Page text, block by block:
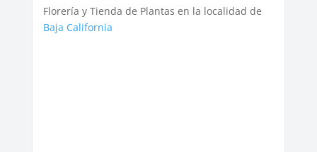
Florería y Tienda de Plantas en la localidad de
Baja California